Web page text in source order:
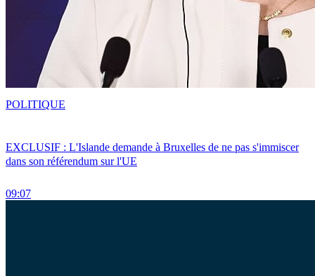
EXCLUSIF : L'Islande demande à Bruxelles de ne pas s'immiscer
dans son référendum sur l'UE
09:07
POLITIQUE